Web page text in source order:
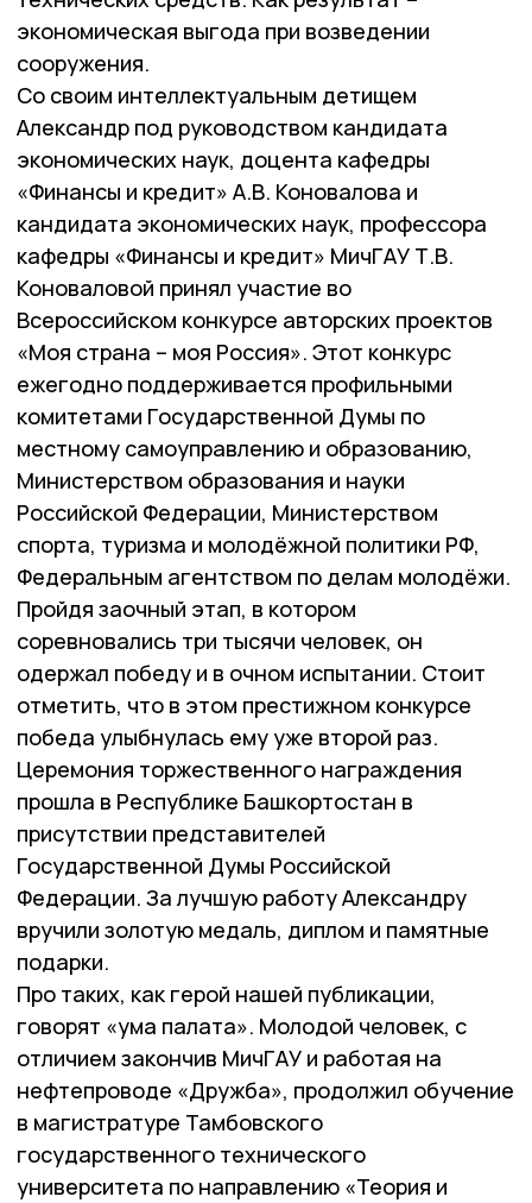
экономическая выгода при возведении
сооружения.
Со своим интеллектуальным детищем
Александр под руководством кандидата
экономических наук, доцента кафедры
«Финансы и кредит» А.В. Коновалова и
кандидата экономических наук, профессора
кафедры «Финансы и кредит» МичГАУ Т.В.
Коноваловой принял участие во
Всероссийском конкурсе авторских проектов
«Моя страна – моя Россия». Этот конкурс
ежегодно поддерживается профильными
комитетами Государственной Думы по
местному самоуправлению и образованию,
Министерством образования и науки
Российской Федерации, Министерством
спорта, туризма и молодёжной политики РФ,
Федеральным агентством по делам молодёжи.
Пройдя заочный этап, в котором
соревновались три тысячи человек, он
одержал победу и в очном испытании. Стоит
отметить, что в этом престижном конкурсе
победа улыбнулась ему уже второй раз.
Церемония торжественного награждения
прошла в Республике Башкортостан в
присутствии представителей
Государственной Думы Российской
Федерации. За лучшую работу Александру
вручили золотую медаль, диплом и памятные
подарки.
Про таких, как герой нашей публикации,
говорят «ума палата». Молодой человек, с
отличием закончив МичГАУ и работая на
нефтепроводе «Дружба», продолжил обучение
в магистратуре Тамбовского
государственного технического
университета по направлению «Теория и